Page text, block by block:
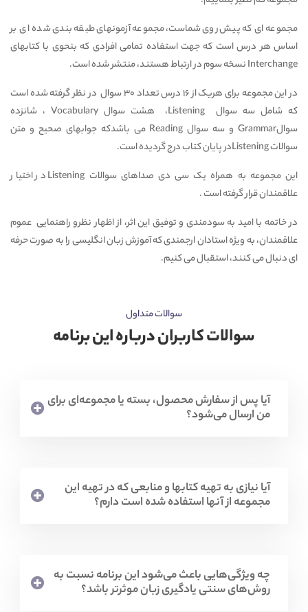
مجموعه ای که پیش روی شماست، مجموعه آزمونهای طبقه بندی شده ای بر
اساس هر درس است که جهت استفاده تمامی افرادی که بنحوی با کتابهای
Interchange نسخه سوم در ارتباط هستند، منتشر شده است.
در این مجموعه برای هریک از 16 درس تعداد 30 سوال در نظر گرفته شده است
که شامل سه سوال Listening، هشت سوال Vocabulary ، شانزده
سوالGrammar و سه سوال Reading می باشدکه جوابهای صحیح و متن
سوالات Listeningدر پایان کتاب درج گردیده است.
این مجموعه به همراه یک سی دی صداهای سوالات Listening در اختیار
علاقمندان قرار گرفته است .
در خاتمه با امید به سودمندی و توفیق این اثر، از اظهار نظرو راهنمایی عموم
علاقمندان، به ویژه استادان ارجمندی که آموزش زبان انگلیسی را به صورت حرفه
ای دنبال می کنند، استقبال می کنیم.
سوالات متداول
سوالات کاربران درباره این برنامه
آیا پس از سفارش محصول، بسته یا مجموعه‌ای برای
من ارسال می‌شود؟
آیا نیازی به تهیه کتابها و منابعی که در تهیه این
مجموعه از آنها استفاده شده است دارم؟
چه ویژگی‌هایی باعث می‌شود این برنامه نسبت به
روش‌های سنتی یادگیری زبان موثرتر باشد؟